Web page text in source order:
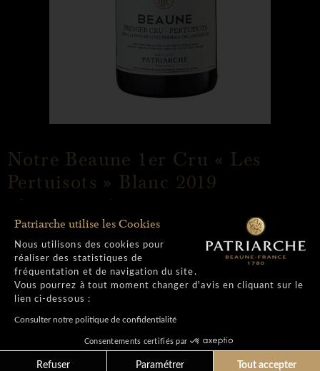
Patriarche utilise les Cookies
Nous utilisons des cookies pour
réaliser des statistiques de
fréquentation et de navigation du site.
Vous pourrez à tout moment changer d'avis en cliquant sur le
lien ci-dessous :
Consulter notre politique de confidentialité
Consentements certifiés par
Refuser Paramétrer Tout accepter
Notre Beaune 1er Cru « Les
Pertuisots » Blanc 2019
récompensé
LIR E LA S U TE